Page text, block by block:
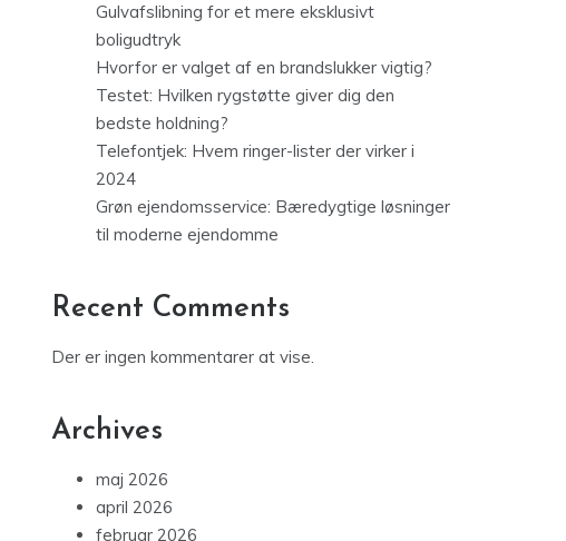
Gulvafslibning for et mere eksklusivt
boligudtryk
Hvorfor er valget af en brandslukker vigtig?
Testet: Hvilken rygstøtte giver dig den
bedste holdning?
Telefontjek: Hvem ringer-lister der virker i
2024
Grøn ejendomsservice: Bæredygtige løsninger
til moderne ejendomme
Recent Comments
Der er ingen kommentarer at vise.
Archives
maj 2026
april 2026
februar 2026